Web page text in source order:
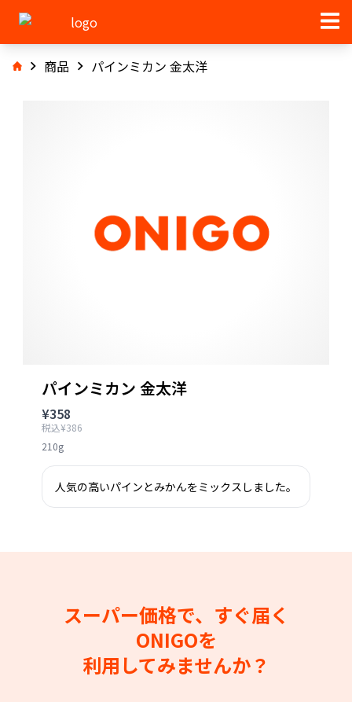
商品 パインミカン 金太洋
パインミカン 金太洋
¥358
税込¥386
210g
人気の高いパインとみかんをミックスしました。
スーパー価格で、すぐ届く
ONIGOを
利用してみませんか？